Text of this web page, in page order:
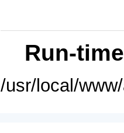
Run-
/usr/local/